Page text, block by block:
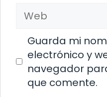
Web
Guarda mi
electrónico y
navegador
que comente.